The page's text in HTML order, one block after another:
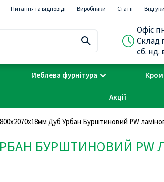
Питання та відповіді Виробники Статті Відгуки
Офіс
Склад
сб. нд.
Меблева фурнітура
Акції
Дуб Урбан Бурштиновий PW
БУРШТИНОВИЙ PW